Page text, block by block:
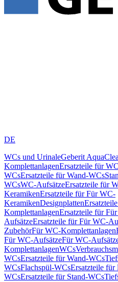
DE
WCs und UrinaleGeberit
KomplettanlagenErsatzteile für
WCsErsatzteile für Wand-WCs
WCsWC-AufsätzeErsatzteile für
KeramikenErsatzteile für Für WC-
KeramikenDesignplatten
KomplettanlagenErsatzteile für
AufsätzeErsatzteile für Für WC-
ZubehörFür WC-Komplettanlagen
Für WC-AufsätzeFür WC-
KomplettanlagenWCs
WCsErsatzteile für Wand-WCs
WCsFlachspül-WCsErsatzteile für
WCsErsatzteile für Stand-WCs